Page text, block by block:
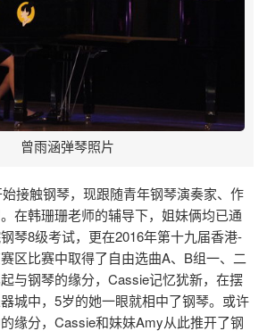
曾雨涵弹琴照片
接触钢琴，现跟随青年钢琴演奏家、作
在韩珊珊老师的辅导下，姐妹俩均已通
琴8级考试，更在2016年第十九届香港-
区比赛中取得了自由选曲A、B组一、二
与钢琴的缘分，Cassie记忆犹新，在摆
城中，5岁的她一眼就相中了钢琴。或许
缘分，Cassie和妹妹Amy从此推开了钢